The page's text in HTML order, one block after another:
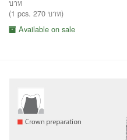
บาท
(1 pcs. 270 บาท)
Available on sale